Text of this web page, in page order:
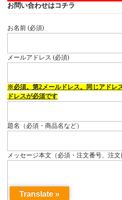
お問い合わせはコチラ
お名前 (必須)
メールアドレス (必須)
※必須。第2メールドレス。同じアドレ
ドレスが必須です
題名（必須・商品名など）
メッセージ本文（必須・注文番号、注文
Translate »